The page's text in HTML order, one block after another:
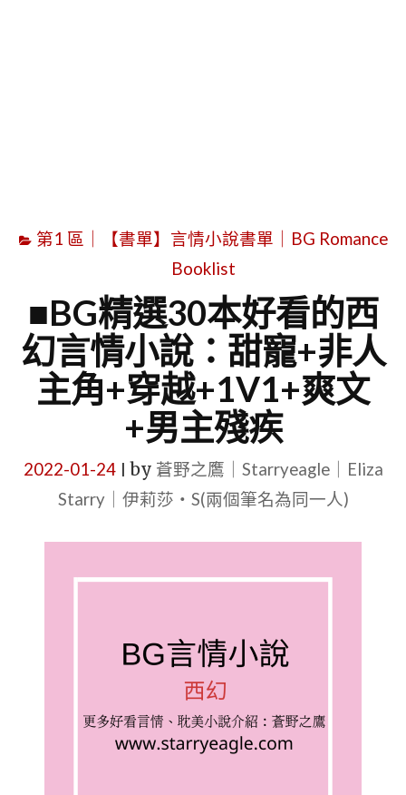
第1 區｜【書單】言情小說書單｜BG Romance
Booklist
■BG精選30本好看的西
幻言情小說：甜寵+非人
主角+穿越+1V1+爽文
+男主殘疾
2022-01-24| by 蒼野之鷹｜Starryeagle｜Eliza
Starry｜伊莉莎・S(兩個筆名為同一人)